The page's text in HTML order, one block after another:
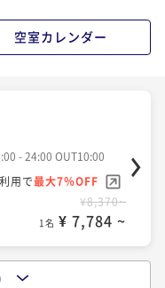
¥9,070~
1名 ¥ 8,435 ~
ード】プラン
- 24:00 OUT10:00
用で最大7％OFF
¥9,070~
1名 ¥ 8,435 ~
空室カレンダー
- 24:00 OUT10:00
用で最大7％OFF
¥8,370~
1名 ¥ 7,784 ~